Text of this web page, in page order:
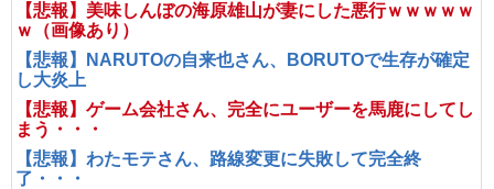
【悲報】美味しんぼの海原雄山が妻にした悪行ｗｗｗｗｗ
ｗ（画像あり）
【悲報】NARUTOの自来也さん、BORUTOで生存が確定
し大炎上
【悲報】ゲーム会社さん、完全にユーザーを馬鹿にしてし
まう・・・
【悲報】わたモテさん、路線変更に失敗して完全終
了・・・